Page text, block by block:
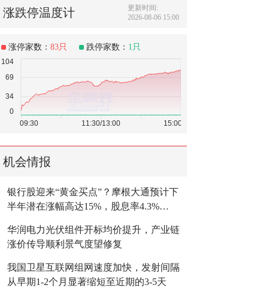
涨跌停温度计
更新时间:
2026-08-06 15:00
涨停家数： 83只 跌停家数： 1只
机会情报
银行股迎来“黄金买点”？摩根大通预计下
半年潜在涨幅高达15%，股息率4.3%
华润电力光伏组件开标均价提升，产业链
涨价传导顺利景气度望修复
我国卫星互联网组网速度加快，发射间隔
从早期1-2个月显著缩短至近期的3-5天